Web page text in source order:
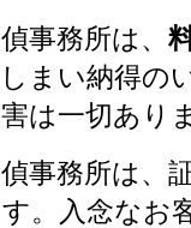
事務所は、
まい納得の
は一切あり
事務所は、
。入念なお